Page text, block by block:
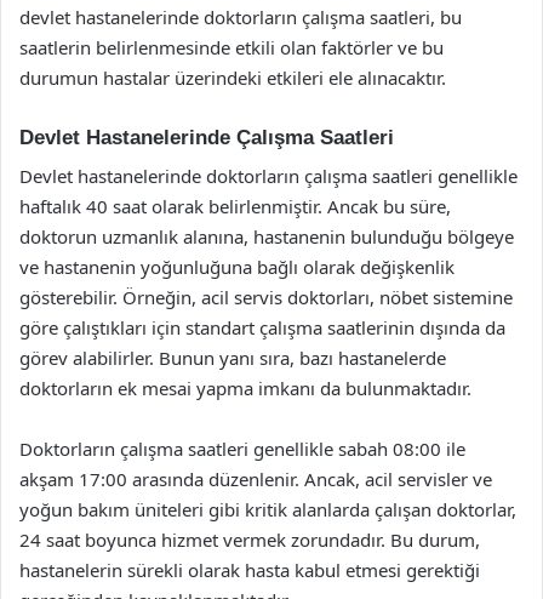
devlet hastanelerinde doktorların çalışma saatleri, bu
saatlerin belirlenmesinde etkili olan faktörler ve bu
durumun hastalar üzerindeki etkileri ele alınacaktır.
Devlet Hastanelerinde Çalışma Saatleri
Devlet hastanelerinde doktorların çalışma saatleri genellikle
haftalık 40 saat olarak belirlenmiştir. Ancak bu süre,
doktorun uzmanlık alanına, hastanenin bulunduğu bölgeye
ve hastanenin yoğunluğuna bağlı olarak değişkenlik
gösterebilir. Örneğin, acil servis doktorları, nöbet sistemine
göre çalıştıkları için standart çalışma saatlerinin dışında da
görev alabilirler. Bunun yanı sıra, bazı hastanelerde
doktorların ek mesai yapma imkanı da bulunmaktadır.
Doktorların çalışma saatleri genellikle sabah 08:00 ile
akşam 17:00 arasında düzenlenir. Ancak, acil servisler ve
yoğun bakım üniteleri gibi kritik alanlarda çalışan doktorlar,
24 saat boyunca hizmet vermek zorundadır. Bu durum,
hastanelerin sürekli olarak hasta kabul etmesi gerektiği